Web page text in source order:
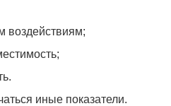
воздействиям;
иные показатели.